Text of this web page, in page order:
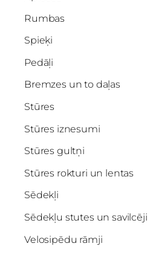
Rumbas
Spieķi
Pedāļi
Bremzes un to daļas
Stūres
Stūres iznesumi
Stūres gultņi
Stūres rokturi un lentas
Sēdekļi
Sēdekļu stutes un savilcēji
Velosipēdu rāmji